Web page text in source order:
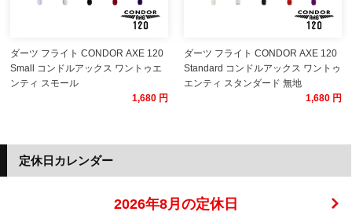
ダーツ フライト CONDOR AXE 120
Small コンドルアックス ワントゥエ
ンティ スモール
1,680 円
ダーツ フライト CONDOR AXE 120
Standard コンドルアックス ワントゥ
エンティ スタンダード 無地
1,680 円
定休日カレンダー
2026年8月の定休日